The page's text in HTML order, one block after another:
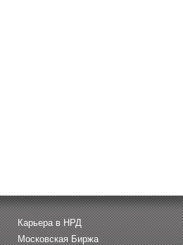
Карьера в НРД
Московская Биржа